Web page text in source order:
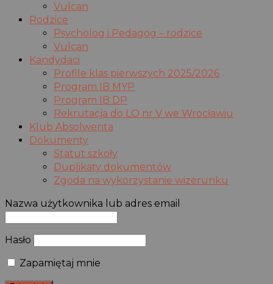
Vulcan
Rodzice
Psycholog i Pedagog – rodzice
Vulcan
Kandydaci
Profile klas pierwszych 2025/2026
Program IB MYP
Program IB DP
Rekrutacja do LO nr V we Wrocławiu
Klub Absolwenta
Dokumenty
Statut szkoły
Duplikaty dokumentów
Zgoda na wykorzystanie wizerunku
Nazwa użytkownika lub adres email
Hasło
Zapamiętaj mnie